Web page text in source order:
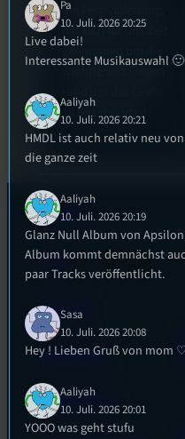
die Festivalleitung,
hat sich für uns Zeit
genommen um die
wichtigsten Fragen
zu beantworten.
Kontakt
FAQ
Satzung
Impressum
Datenschutz
Pa
10. Juli. 2026 20:25
Live dabei!
Interessante Musikauswahl 🙂
Aaliyah
10. Juli. 2026 20:21
HMDL ist auch relativ neu
die ganze zeit
Aaliyah
10. Juli. 2026 20:19
Glanz Null Album von
Album kommt demnächst
paar Tracks veröffentlicht.
Sasa
10. Juli. 2026 20:08
Hey ! Lieben Gruß von mom
Aaliyah
10. Juli. 2026 20:01
YOOO was geht stufu